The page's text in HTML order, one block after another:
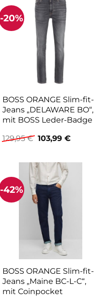
-20%
BOSS ORANGE Slim-fit-
Jeans „DELAWARE BO“,
mit BOSS Leder-Badge
129,95€ Ursprünglicher
Preis
129,95 €
103,99 €Aktueller
103,99 €.
-42%
BOSS ORANGE Slim-fit-
Jeans „Maine BC-L-C“,
mit Coinpocket